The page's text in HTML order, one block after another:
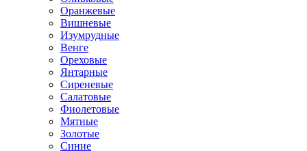
Оранжевые
Вишневые
Изумрудные
Венге
Ореховые
Янтарные
Сиреневые
Салатовые
Фиолетовые
Мятные
Золотые
Синие